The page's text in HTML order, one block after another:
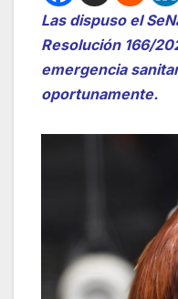
Las dispuso el
Resolución 166/
emergencia
oportunamente.